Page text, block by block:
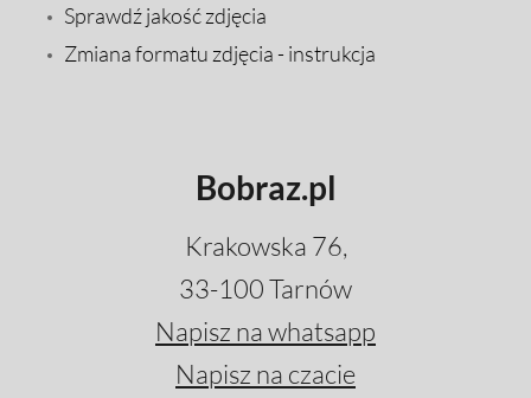
Sprawdź jakość zdjęcia
Zmiana formatu zdjęcia - instrukcja
Bobraz.pl
Krakowska 76,
33-100 Tarnów
Napisz na whatsapp
Napisz na czacie